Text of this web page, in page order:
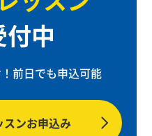
中
前日でも申込可能
ンお申込み